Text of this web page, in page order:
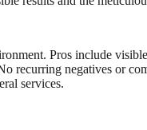
Pros include
recurring negatives or
services.